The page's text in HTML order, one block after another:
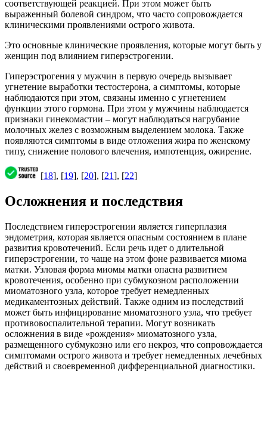
соответствующей реакцией. При этом может быть
выраженный болевой синдром, что часто сопровождается
клиническими проявлениями острого живота.
Это основные клинические проявления, которые могут быть у
женщин под влиянием гиперэстрогении.
Гиперэстрогения у мужчин в первую очередь вызывает
угнетение выработки тестостерона, а симптомы, которые
наблюдаются при этом, связаны именно с угнетением
функции этого гормона. При этом у мужчины наблюдается
признаки гинекомастии – могут наблюдаться нагрубание
молочных желез с возможным выделением молока. Также
появляются симптомы в виде отложения жира по женскому
типу, снижение полового влечения, импотенция, ожирение.
[18], [19], [20], [21], [22]
Осложнения и последствия
Последствием гиперэстрогении является гиперплазия
эндометрия, которая является опасным состоянием в плане
развития кровотечений. Если речь идет о длительной
гиперэстрогении, то чаще на этом фоне развивается миома
матки. Узловая форма миомы матки опасна развитием
кровотечения, особенно при субмукозном расположении
миоматозного узла, которое требует немедленных
медикаментозных действий. Также одним из последствий
может быть инфицирование миоматозного узла, что требует
противовоспалительной терапии. Могут возникать
осложнения в виде «рождения» миоматозного узла,
размещенного субмукозно или его некроз, что сопровождается
симптомами острого живота и требует немедленных лечебных
действий и своевременной дифференциальной диагностики.